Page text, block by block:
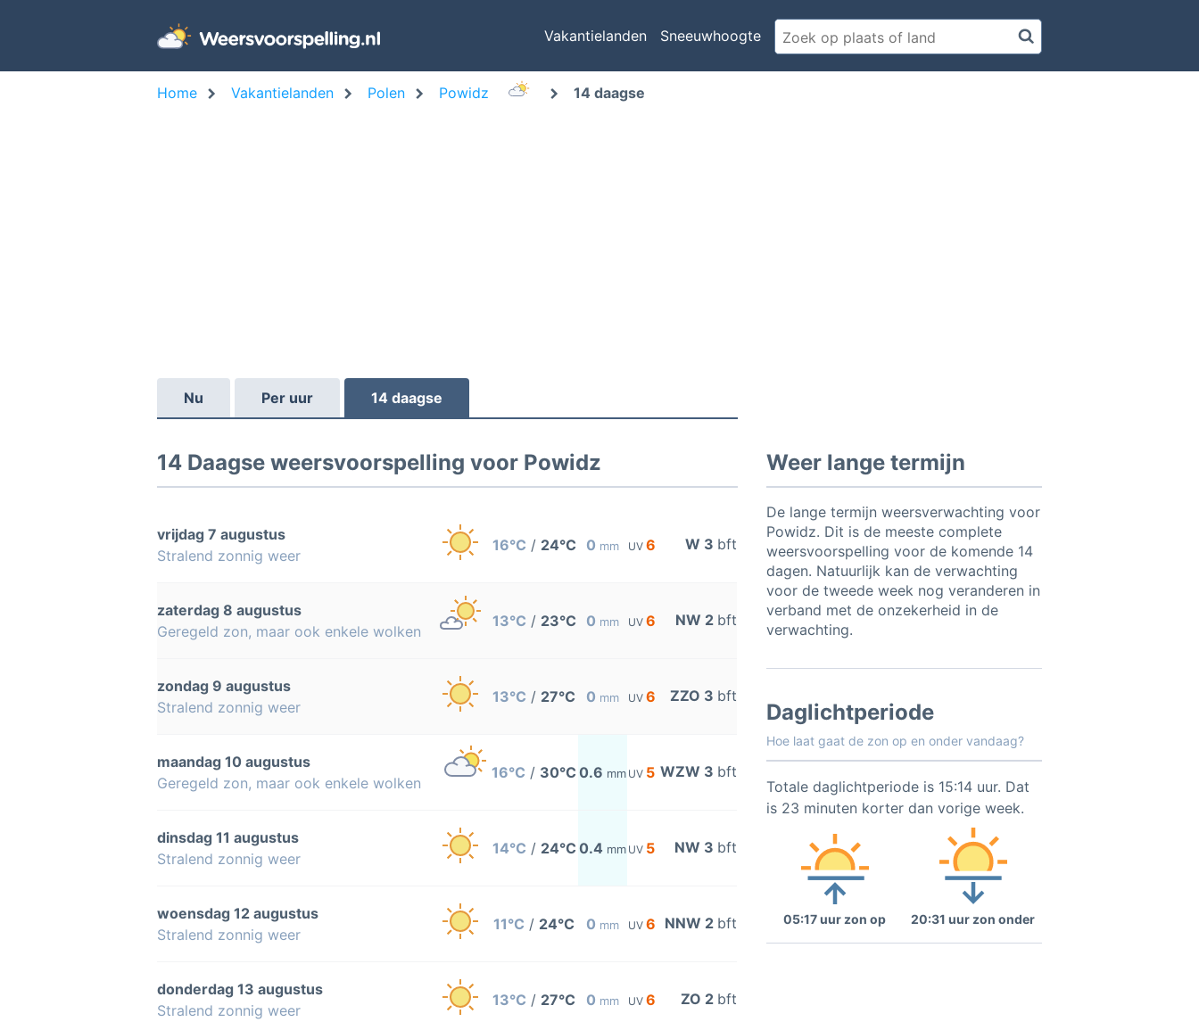
Vakantielanden Sneeuwhoogte
Home Vakantielanden Polen Powidz 14 daagse
Nu Per uur 14 daagse
14 Daagse weersvoorspelling voor Powidz
vrijdag 7 augustus
Stralend zonnig weer
16°C / 24°C 0 mm UV 6 W 3 bft
zaterdag 8 augustus
Geregeld zon, maar ook enkele wolken
13°C / 23°C 0 mm UV 6 NW 2 bft
zondag 9 augustus
Stralend zonnig weer
13°C / 27°C 0 mm UV 6 ZZO 3 bft
maandag 10 augustus
Geregeld zon, maar ook enkele wolken
16°C / 30°C 0.6 mm UV 5 WZW 3 bft
dinsdag 11 augustus
Stralend zonnig weer
14°C / 24°C 0.4 mm UV 5 NW 3 bft
woensdag 12 augustus
Stralend zonnig weer
11°C / 24°C 0 mm UV 6 NNW 2 bft
donderdag 13 augustus
Stralend zonnig weer
13°C / 27°C 0 mm UV 6 ZO 2 bft
Weer lange termijn
De lange termijn weersverwachting voor
Powidz. Dit is de meeste complete
weersvoorspelling voor de komende 14
dagen. Natuurlijk kan de verwachting
voor de tweede week nog veranderen in
verband met de onzekerheid in de
verwachting.
Daglichtperiode
Hoe laat gaat de zon op en onder vandaag?
Totale daglichtperiode is 15:14 uur. Dat
is 23 minuten korter dan vorige week.
05:17 uur zon op 20:31 uur zon onder